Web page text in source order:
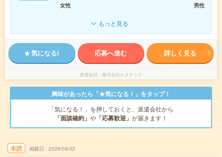
女性
男性
もっと見る
気になる! 応募へ進む 詳しく見る
派遣会社 株式会社エヌテック
興味があったら「★気になる！」をタップ！
「気になる！」を押しておくと、派遣会社から
「面談確約」 や 「応募歓迎」 が届きます！
未読 掲載日 2026/08/02